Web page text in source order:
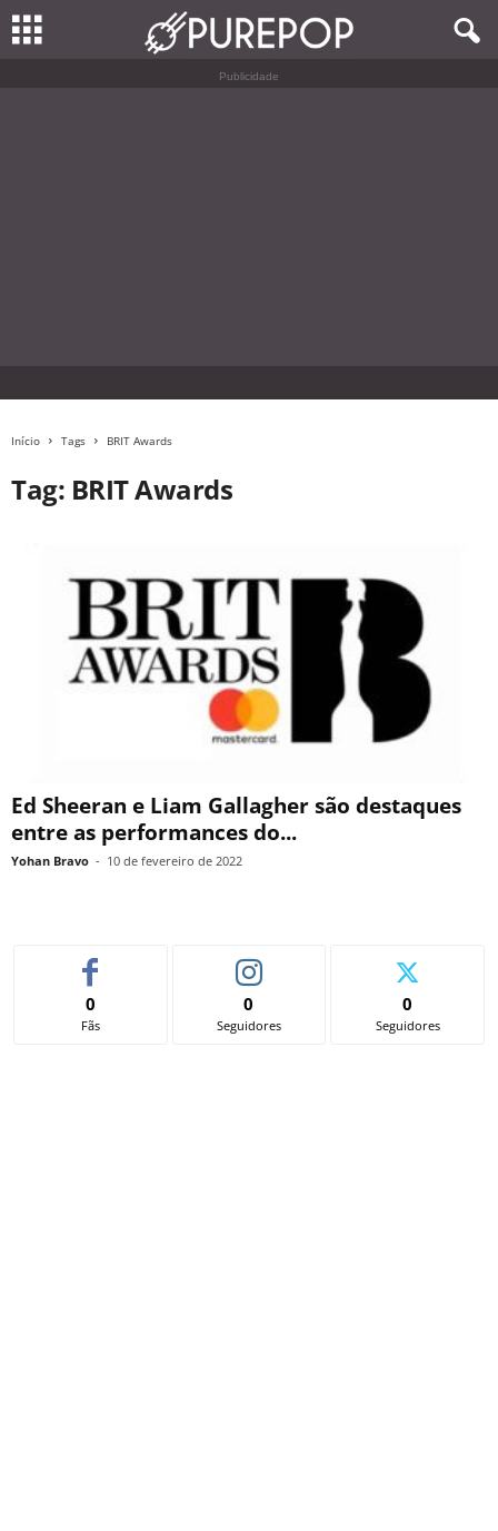
Publicidade
Início Tags BRIT Awards
Tag: BRIT Awards
Ed Sheeran e Liam Gallagher são destaques
entre as performances do...
Yohan Bravo - 10 de fevereiro de 2022
0
Fãs
0
Seguidores
0
Seguidores